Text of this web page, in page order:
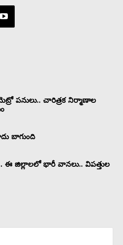
పనులు.. చారిత్రక నిర్మాణాల
బాగుంది
జిల్లాలలో భారీ వానలు.. విపత్తుల